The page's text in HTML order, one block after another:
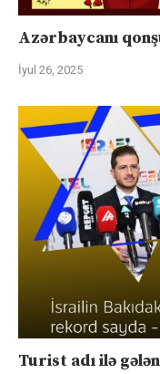
Azərbaycanı
İyul 26, 2025
Turist adı ilə